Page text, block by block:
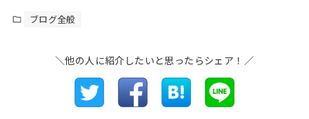
ブログ全般
＼他の人に紹介したいと思ったらシェア！／